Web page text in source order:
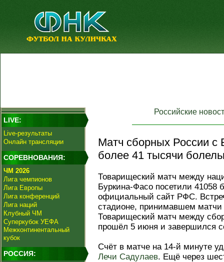
LIVE:
Live-результаты
Онлайн трансляции
СОРЕВНОВАНИЯ:
ЧМ 2026
Лига чемпионов
Лига Европы
Лига конференций
Лига наций
Клубный ЧМ
Суперкубок УЕФА
Межконтинентальный
кубок
РОССИЯ:
Российские
Матч сборных России с
более 41 тысячи
Товарищеский матч между
Буркина-Фасо посетили 41058
официальный сайт РФС.
стадионе, принимавшем матчи
Товарищеский матч между
прошёл 5 июня и завершился
Счёт в матче на 14-й минуте
Лечи Садулаев. Ещё через